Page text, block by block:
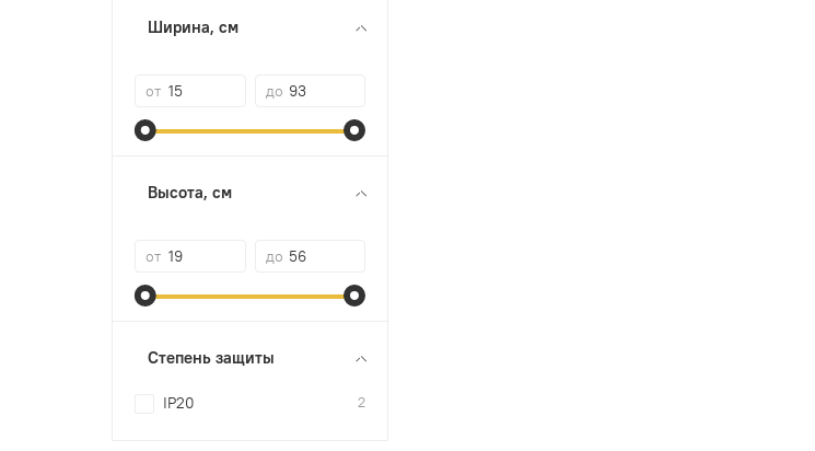
Ширина, см
от до
Высота, см
от до
Степень защиты
IP20 2